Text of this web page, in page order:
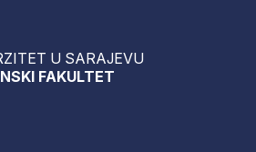
U SARAJEVU
FAKULTET